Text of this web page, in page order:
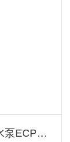
城市内涝6寸柴油机抽水泵ECP60ME